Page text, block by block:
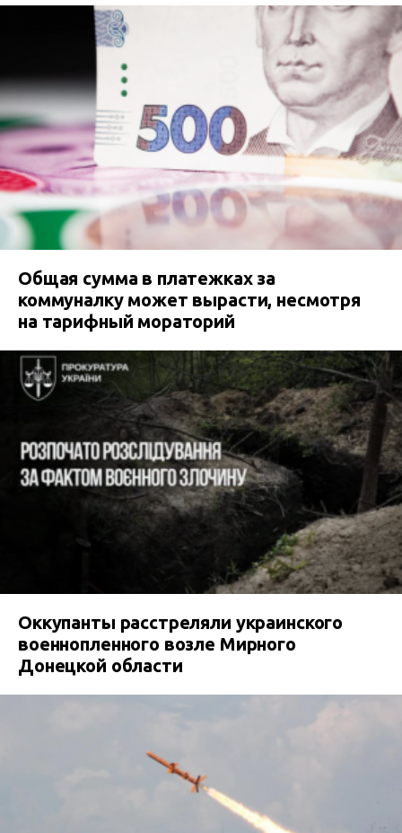
Общая сумма в платежках за
коммуналку может вырасти, несмотря
на тарифный мораторий
Оккупанты расстреляли украинского
военнопленного возле Мирного
Донецкой области